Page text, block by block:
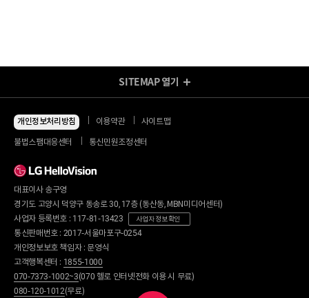
지금 최저가
인터넷+TV
인터넷 요금제
TV 요금제
인터넷
요금제
부가서비스
WiFi
인터넷 전화
국제전화
부가서비스
인터넷+모바일
왜 헬로비전일까요?
직영몰 단독 혜택
SITEMAP열기
개인정보처리방침 이용약관 사이트맵
불법스팸대응센터 통신민원조정센터
대표이사 송구영
경기도 고양시 덕양구 동송로 30, 17층 (동산동, MBN미디어센터)
사업자 등록번호 : 117-81-13423
사업자 정보 확인
통신판매번호 : 2017-서울마포구-0254
개인정보보호 책임자 : 문영식
고객행복센터 : 1855-1000
070-7373-1002~3(070 헬로 인터넷전화 이용 시 무료)
080-120-1012(무료)